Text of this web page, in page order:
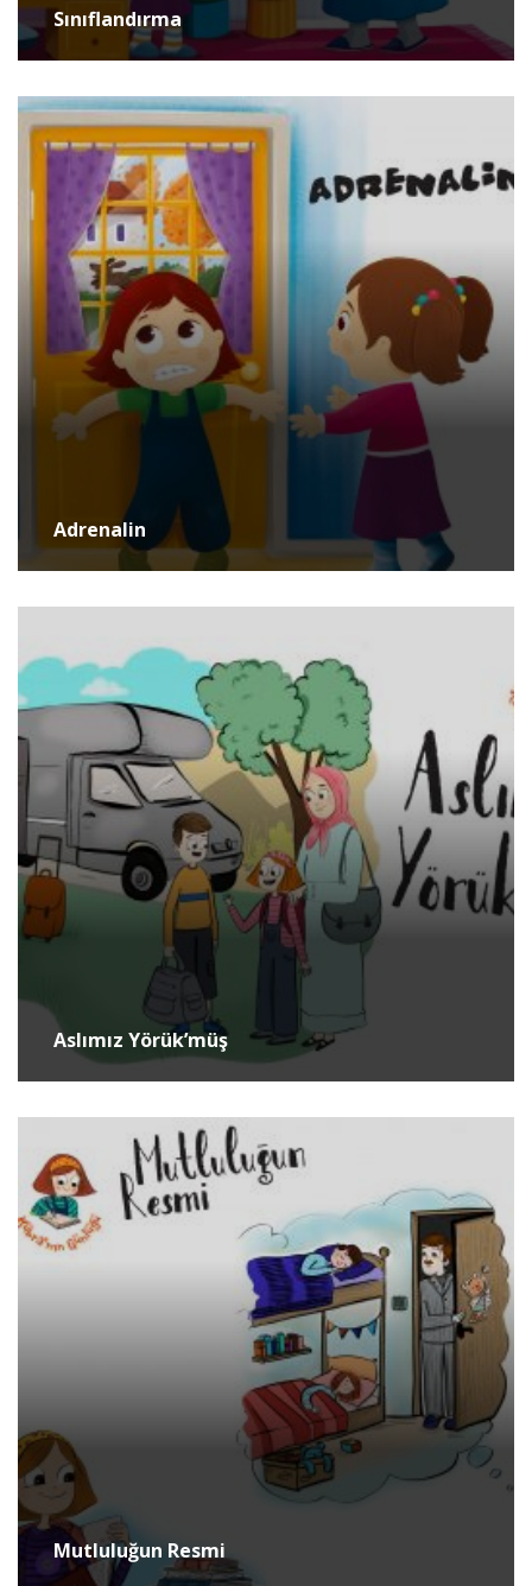
Sınıflandırma
Adrenalin
Aslımız Yörük’müş
Mutluluğun Resmi